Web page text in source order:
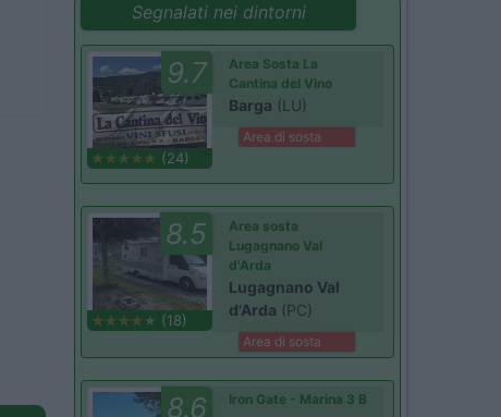
Segnalati nei dintorni
9.7
(24)
Area Sosta La
Cantina del Vino
Barga (LU)
Area di sosta
8.5
(18)
Area sosta
Lugagnano Val
d'Arda
Lugagnano Val
d'Arda (PC)
Area di sosta
8.6 Iron Gate - Marina 3 B